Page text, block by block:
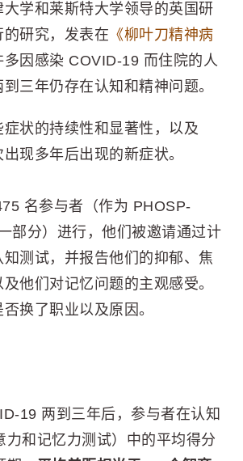
学和莱斯特大学领导的英国研
研究，发表在 《柳叶刀精神病
多因感染 COVID-19 而住院的人
三年仍存在认知和精神问题。
状的持续性和显著性，以及
现多年后出现的新症状。
名参与者（作为 PHOSP-
部分）进行，他们被邀请通过计
测试，并报告他们的抑郁、焦
他们对记忆问题的主观感受。
换了职业以及原因。
19 两到三年后，参与者在认知
力和记忆力测试）中的平均得分